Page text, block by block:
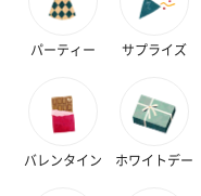
パーティー サプライズ
バレンタイン ホワイトデー